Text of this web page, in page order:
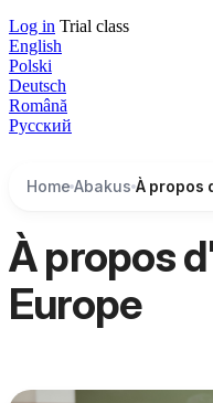
Log in Trial class
English
Polski
Deutsch
Română
Русский
Home Abakus À propos
À propos
Europe